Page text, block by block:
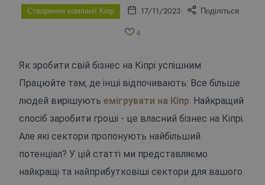
Створення компанії Кіпр 17/11/2023 Поділіться
4
Як зробити свій бізнес на Кіпрі успішним
Працюйте там, де інші відпочивають: Все більше
людей вирішуютьемігрувати на Кіпр. Найкращий
спосіб заробити гроші - це власний бізнес на Кіпрі.
Але які сектори пропонують найбільший
потенціал? У цій статті ми представляємо
найкращі та найприбутковіші сектори для вашого